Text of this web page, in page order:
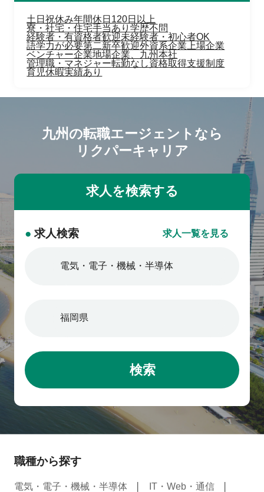
土日祝休み年間休日120日以上
寮・社宅・住宅手当あり学歴不問
経験者・有資格者歓迎未経験者・初心者OK
語学力が必要第二新卒歓迎外資系企業 上場企業
ベンチャー企業地場企業、九州本社
管理職・マネジャー転勤なし資格取得支援制度
育児休暇実績あり
九州の転職エージェントなら
リクパーキャリア
● 求人検索 求人一覧を見る
検索
職種から探す
電気・電子・機械・半導体
IT・Web・通信